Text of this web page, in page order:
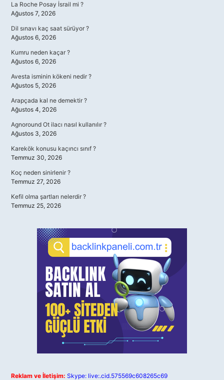
La Roche Posay İsrail mi ?
Ağustos 7, 2026
Dil sınavı kaç saat sürüyor ?
Ağustos 6, 2026
Kumru neden kaçar ?
Ağustos 6, 2026
Avesta isminin kökeni nedir ?
Ağustos 5, 2026
Arapçada kal ne demektir ?
Ağustos 4, 2026
Agnoround Ot ilacı nasıl kullanılır ?
Ağustos 3, 2026
Karekök konusu kaçıncı sınıf ?
Temmuz 30, 2026
Koç neden sinirlenir ?
Temmuz 27, 2026
Kefil olma şartları nelerdir ?
Temmuz 25, 2026
Reklam ve İletişim: Skype: live:.cid.575569c608265c69